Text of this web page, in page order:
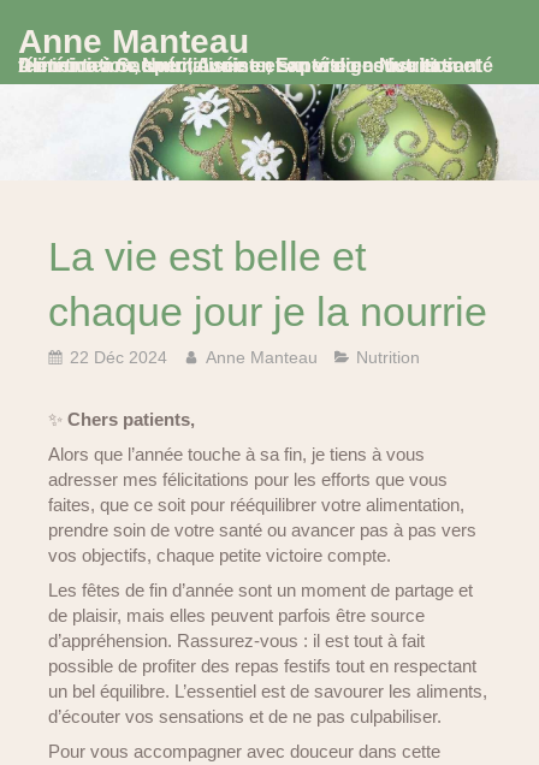
Anne Manteau
Diététicienne Nutritionniste, Experte en Nutrition et Alimentation, spécialisée en santé digestive et santé féminine à Saumur, Avoine et en visio consultation
La vie est belle et
chaque jour je la nourrie
22 Déc 2024 Anne Manteau Nutrition
✨ Chers patients,
Alors que l’année touche à sa fin, je tiens à vous
adresser mes félicitations pour les efforts que vous
faites, que ce soit pour rééquilibrer votre alimentation,
prendre soin de votre santé ou avancer pas à pas vers
vos objectifs, chaque petite victoire compte.
Les fêtes de fin d’année sont un moment de partage et
de plaisir, mais elles peuvent parfois être source
d’appréhension. Rassurez-vous : il est tout à fait
possible de profiter des repas festifs tout en respectant
un bel équilibre. L’essentiel est de savourer les aliments,
d’écouter vos sensations et de ne pas culpabiliser.
Pour vous accompagner avec douceur dans cette